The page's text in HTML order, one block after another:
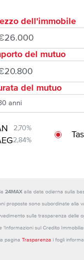
dell'immobile
del mutuo
del mutuo
2,70%
2,84%
24MAXalla data odierna sulla
sono subordinate alla
sulla trasparenza delle
sul Credito
pagina Trasparenza i fogli